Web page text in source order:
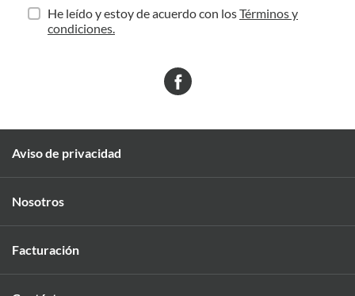
He leído y estoy de acuerdo con losTérminos y
condiciones.
Aviso de privacidad
Nosotros
Facturación